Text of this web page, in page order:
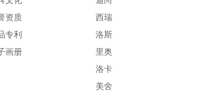
资质
专利
画册
西瑞
洛斯
里奥
洛卡
美舍